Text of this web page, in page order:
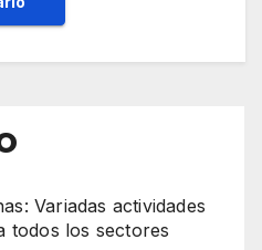
Variadas actividades
todos los sectores